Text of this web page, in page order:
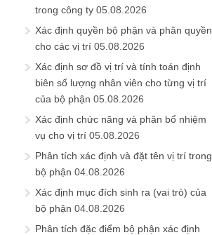
trong công ty 05.08.2026
Xác định quyền bộ phận và phân quyền
cho các vị trí 05.08.2026
Xác định sơ đồ vị trí và tính toán định
biên số lượng nhân viên cho từng vị trí
của bộ phận 05.08.2026
Xác định chức năng và phân bổ nhiệm
vụ cho vị trí 05.08.2026
Phân tích xác định và đặt tên vị trí trong
bộ phận 04.08.2026
Xác định mục đích sinh ra (vai trò) của
bộ phận 04.08.2026
Phân tích đặc điểm bộ phận xác định